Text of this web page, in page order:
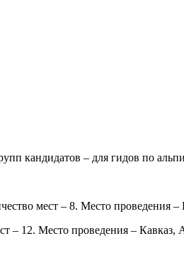
кандидатов – для гидов по
мест – 8. Место проведения
– 12. Место проведения – Кавказ,